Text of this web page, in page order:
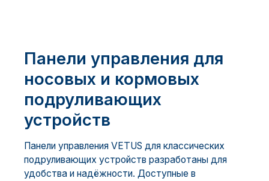
Панели управления для
носовых и кормовых
подруливающих
устройств
Панели управления VETUS для классических
подруливающих устройств разработаны для
удобства и надёжности. Доступные в